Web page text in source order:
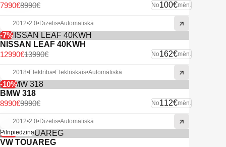
No100€mēn.
8990€
7990€
2012•2.0•Dīzelis•Automātiskā
-7%
NISSAN LEAF 40KWH
No162€mēn.
13990€
12990€
2018•Elektrība•Elektriskais•Automātiskā
-10%
BMW 318
No112€mēn.
9990€
8990€
2012•2.0•Dīzelis•Automātiskā
-13%
Pilnpiedziņa
VW TOUAREG